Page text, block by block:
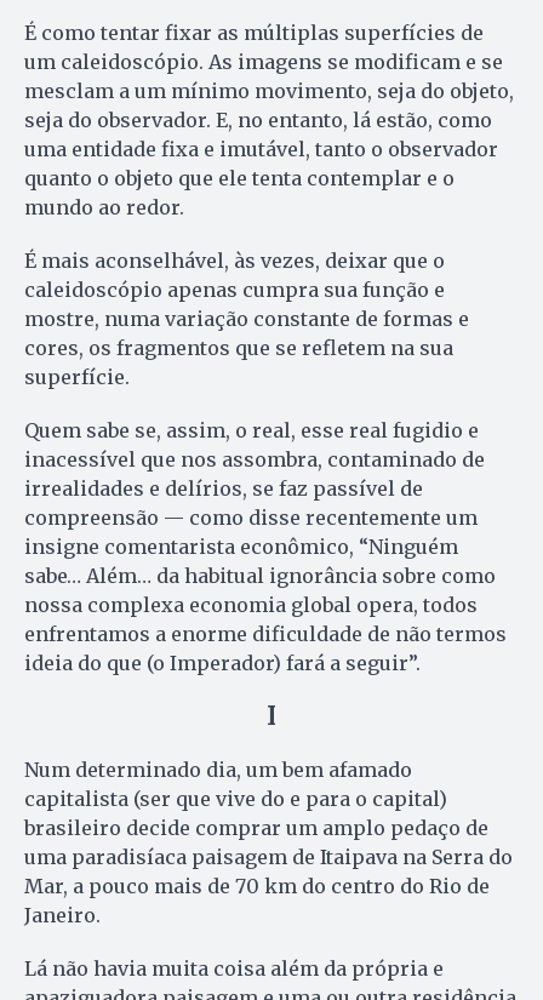
É como tentar fixar as múltiplas superfícies de
um caleidoscópio. As imagens se modificam e se
mesclam a um mínimo movimento, seja do objeto,
seja do observador. E, no entanto, lá estão, como
uma entidade fixa e imutável, tanto o observador
quanto o objeto que ele tenta contemplar e o
mundo ao redor.
É mais aconselhável, às vezes, deixar que o
caleidoscópio apenas cumpra sua função e
mostre, numa variação constante de formas e
cores, os fragmentos que se refletem na sua
superfície.
Quem sabe se, assim, o real, esse real fugidio e
inacessível que nos assombra, contaminado de
irrealidades e delírios, se faz passível de
compreensão — como disse recentemente um
insigne comentarista econômico, “Ninguém
sabe… Além… da habitual ignorância sobre como
nossa complexa economia global opera, todos
enfrentamos a enorme dificuldade de não termos
ideia do que (o Imperador) fará a seguir”.
I
Num determinado dia, um bem afamado
capitalista (ser que vive do e para o capital)
brasileiro decide comprar um amplo pedaço de
uma paradisíaca paisagem de Itaipava na Serra do
Mar, a pouco mais de 70 km do centro do Rio de
Janeiro.
Lá não havia muita coisa além da própria e